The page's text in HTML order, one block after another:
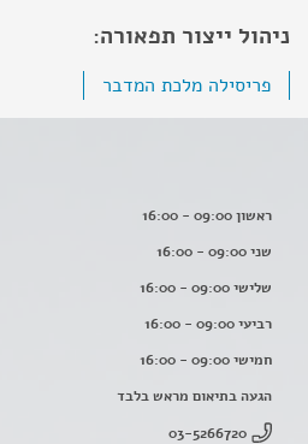
ניהול ייצור תפאורה:
פריסילה מלכת המדבר
ראשון 09:00 - 16:00
שני 09:00 - 16:00
שלישי 09:00 - 16:00
רביעי 09:00 - 16:00
חמישי 09:00 - 16:00
הגעה בתיאום מראש בלבד
03-5266720